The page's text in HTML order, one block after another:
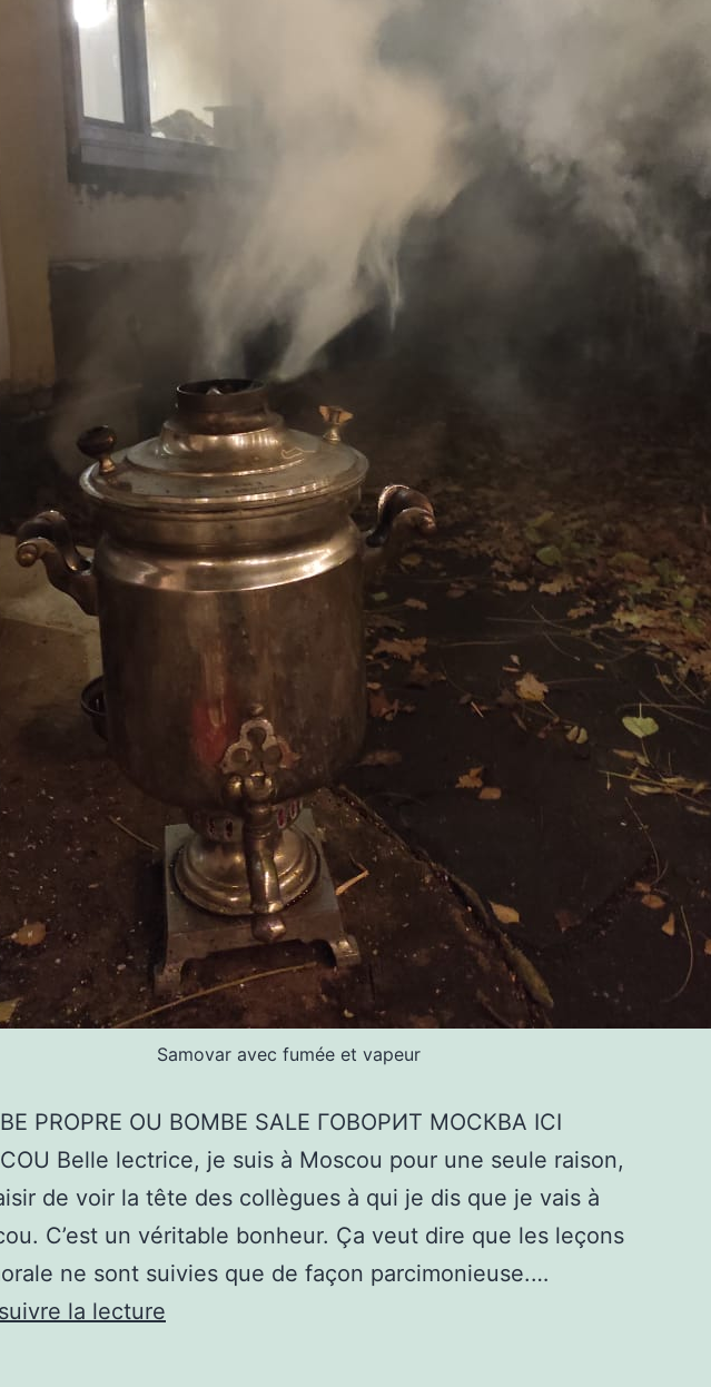
Samovar avec fumée et vapeur
PROPRE OU BOMBE SALE ГОВОРИТ МОСКВА ICI
Belle lectrice, je suis à Moscou pour une seule raison,
de voir la tête des collègues à qui je dis que je vais à
C’est un véritable bonheur. Ça veut dire que les leçons
ne sont suivies que de façon parcimonieuse.…
la lecture